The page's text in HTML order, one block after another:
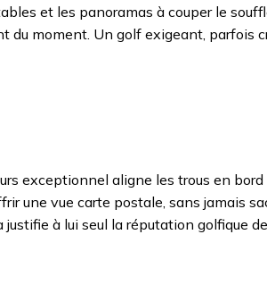
et les panoramas à couper le
du moment. Un golf exigeant, parfois
exceptionnel aligne les trous en
une vue carte postale, sans jamais
à lui seul la réputation golfique